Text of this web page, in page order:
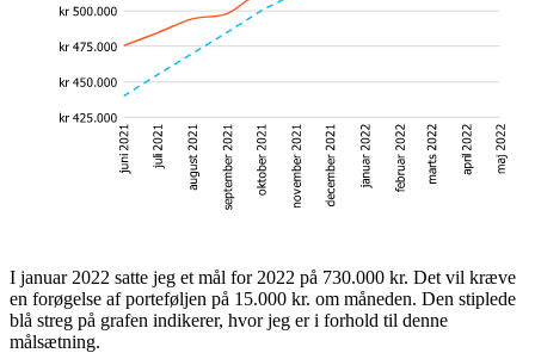
I januar 2022 satte jeg et mål for 2022 på 730.000 kr. Det vil kræve
en forøgelse af porteføljen på 15.000 kr. om måneden. Den stiplede
blå streg på grafen indikerer, hvor jeg er i forhold til denne
målsætning.